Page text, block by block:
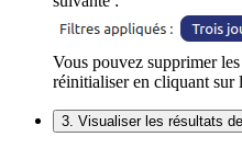
Vous pouvez supprimer
réinitialiser en cliquant sur
3. Visualiser les résultats